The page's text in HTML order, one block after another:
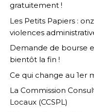
gratuitement !
Les Petits Papiers :
violences
Demande de bourse
bientôt la fin !
Ce qui change au 1er
La Commission
Locaux (CCSPL)